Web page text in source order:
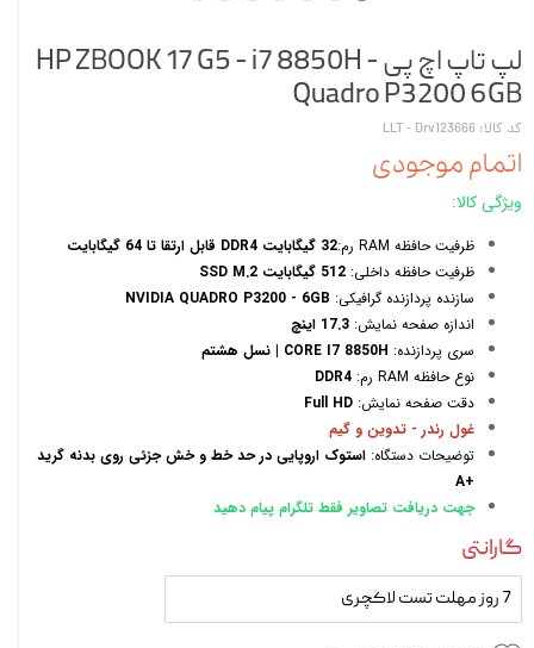
لپ تاپ اچ پی HP ZBOOK 17 G5 - i7 8850H -
Quadro P3200 6GB
کد کالا: LLT - Drv123666
اتمام موجودی
ویژگی کالا:
ظرفیت حافظه RAM رم:
32 گیگابایت DDR4 قابل ارتقا تا 64 گیگابایت
ظرفیت حافظه داخلی: 512 گیگابایت SSD M.2
سازنده پردازنده گرافیکی: NVIDIA QUADRO P3200 - 6GB
اندازه صفحه نمایش: 17.3 اینچ
سری پردازنده: CORE I7 8850H | نسل هشتم
نوع حافظه RAM رم:
DDR4
دقت صفحه نمایش: Full HD
غول رندر - تدوین و گیم
توضیحات دستگاه: استوک اروپایی در حد خط و خش جزئی روی بدنه گرید
+A
جهت دریافت تصاویر فقط تلگرام پیام دهید
گارانتی
7 روز مهلت تست لاکچری